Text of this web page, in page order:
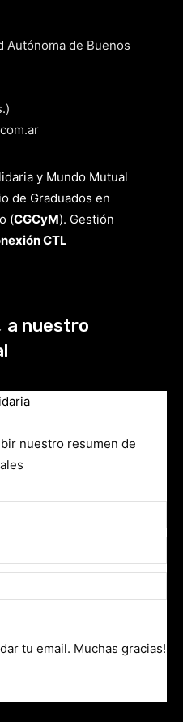
Autónoma de Buenos
y Mundo Mutual
de Graduados en
(CGCyM). Gestión
CTL
a nuestro
nuestro resumen de
tu email. Muchas gracias!